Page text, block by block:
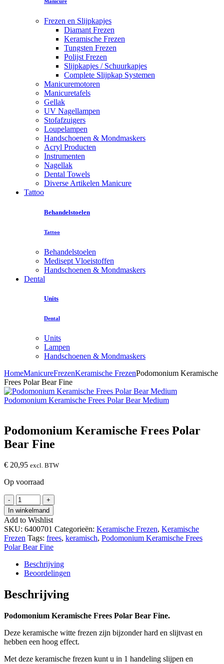
Manicure
Frezen en Slijpkapjes
Diamant Frezen
Keramische Frezen
Tungsten Frezen
Polijst Frezen
Slijpkapjes / Schuurkapjes
Complete Slijpkap Systemen
Manicuremotoren
Manicuretafels
Gellak
UV Nagellampen
Stofafzuigers
Loupelampen
Handschoenen & Mondmaskers
Acryl Producten
Instrumenten
Nagellak
Dental Towels
Diverse Artikelen Manicure
Tattoo
Behandelstoelen
Tattoo
Behandelstoelen
Medisept Vloeistoffen
Handschoenen & Mondmaskers
Dental
Units
Dental
Units
Lampen
Handschoenen & Mondmaskers
HomeManicureFrezenKeramische FrezenPodomonium Keramische
Frees Polar Bear Fine
Podomonium Keramische Frees Polar Bear Medium
Podomonium Keramische Frees Polar
Bear Fine
€ 20,95 excl. BTW
Op voorraad
-
Podomonium
Keramische
Frees
Polar
Bear
Fine
hoeveelheid
+
In winkelmand
Add to Wishlist
SKU: 6400701 Categorieën: Keramische Frezen, Keramische
Frezen Tags: frees, keramisch, Podomonium Keramische Frees
Polar Bear Fine
Beschrijving
Beoordelingen
Beschrijving
Podomonium Keramische Frees Polar Bear Fine.
Deze keramische witte frezen zijn bijzonder hard en slijtvast en
hebben een hoog effect.
Met deze keramische frezen kunt u in 1 handeling slijpen en